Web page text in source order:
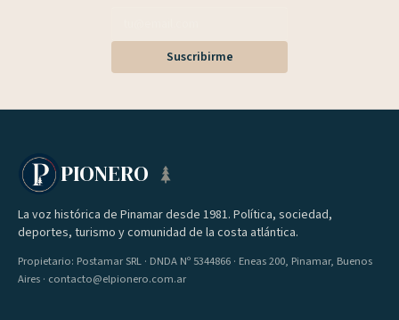
Suscribirme
PIONERO
La voz histórica de Pinamar desde 1981. Política, sociedad,
deportes, turismo y comunidad de la costa atlántica.
Propietario: Postamar SRL · DNDA Nº 5344866 · Eneas 200, Pinamar, Buenos
Aires · contacto@elpionero.com.ar